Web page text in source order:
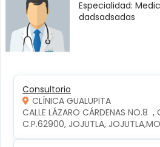
Especialidad:
dadsadsadas
Consultorio
CLÍNICA GUALUPITA
CALLE LÁZARO CÁRDENAS NO.8  ,
C.P.62900, JOJUTLA,